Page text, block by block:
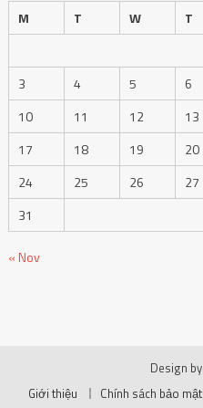
M
T W T
3
4 5 6
10
11 12 13
17
18 19 20
24
25 26 27
31
« Nov
Design by
Giới thiệu
Chính sách bảo mật